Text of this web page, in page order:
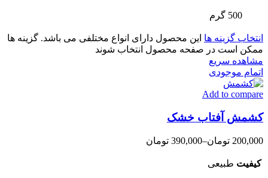
500 گرم
انتخاب گزینه ها این محصول دارای انواع مختلفی می باشد. گزینه ها
ممکن است در صفحه محصول انتخاب شوند
مشاهده سریع
اتمام موجودی
Add to compare
کشمش آفتاب خشک
200,000 تومان–
390,000 تومان
کیفیت طبیعی